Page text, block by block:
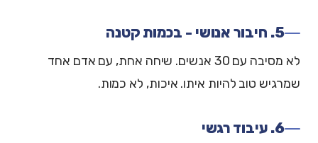
5. חיבור אנושי - בכמות קטנה
לא מסיבה עם 30 אנשים. שיחה אחת, עם אדם אחד
שמרגיש טוב להיות איתו. איכות, לא כמות.
6. עיבוד רגשי